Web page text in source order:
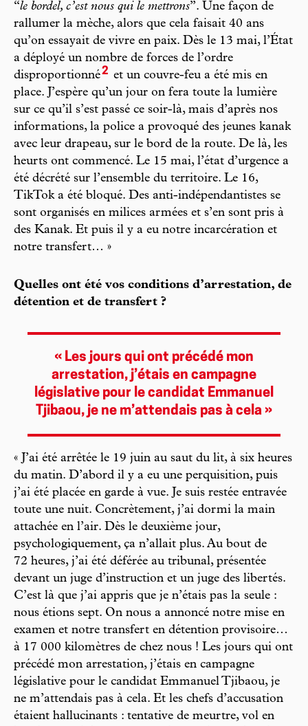
“le bordel, c’est nous qui le mettrons”. Une façon de
rallumer la mèche, alors que cela faisait 40 ans
qu’on essayait de vivre en paix. Dès le 13 mai, l’État
a déployé un nombre de forces de l’ordre
disproportionné2 et un couvre-feu a été mis en
place. J’espère qu’un jour on fera toute la lumière
sur ce qu’il s’est passé ce soir-là, mais d’après nos
informations, la police a provoqué des jeunes kanak
avec leur drapeau, sur le bord de la route. De là, les
heurts ont commencé. Le 15 mai, l’état d’urgence a
été décrété sur l’ensemble du territoire. Le 16,
TikTok a été bloqué. Des anti-indépendantistes se
sont organisés en milices armées et s’en sont pris à
des Kanak. Et puis il y a eu notre incarcération et
notre transfert… »
Quelles ont été vos conditions d’arrestation, de
détention et de transfert ?
« Les jours qui ont précédé mon
arrestation, j’étais en campagne
législative pour le candidat Emmanuel
Tjibaou, je ne m’attendais pas à cela »
« J’ai été arrêtée le 19 juin au saut du lit, à six heures
du matin. D’abord il y a eu une perquisition, puis
j’ai été placée en garde à vue. Je suis restée entravée
toute une nuit. Concrètement, j’ai dormi la main
attachée en l’air. Dès le deuxième jour,
psychologiquement, ça n’allait plus. Au bout de
72 heures, j’ai été déférée au tribunal, présentée
devant un juge d’instruction et un juge des libertés.
C’est là que j’ai appris que je n’étais pas la seule :
nous étions sept. On nous a annoncé notre mise en
examen et notre transfert en détention provisoire…
à 17 000 kilomètres de chez nous ! Les jours qui ont
précédé mon arrestation, j’étais en campagne
législative pour le candidat Emmanuel Tjibaou, je
ne m’attendais pas à cela. Et les chefs d’accusation
étaient hallucinants : tentative de meurtre, vol en